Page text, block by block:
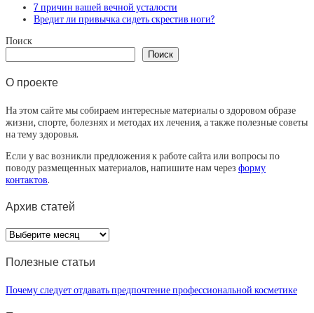
7 причин вашей вечной усталости
Вредит ли привычка сидеть скрестив ноги?
Поиск
Поиск
О проекте
На этом сайте мы собираем интересные материалы о здоровом образе
жизни, спорте, болезнях и методах их лечения, а также полезные советы
на тему здоровья.
Если у вас возникли предложения к работе сайта или вопросы по
поводу размещенных материалов, напишите нам через форму
контактов.
Архив статей
Архив
статей
Полезные статьи
Почему следует отдавать предпочтение профессиональной косметике